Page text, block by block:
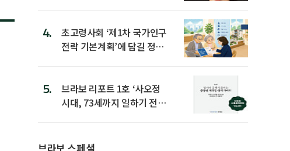
4.
초고령사회 ‘제1차 국가인구
전략 기본계획’에 담길 정책
5.
브라보 리포트 1호 ‘사오정
시대, 73세까지 일하기 전략’
브라보 스페셜